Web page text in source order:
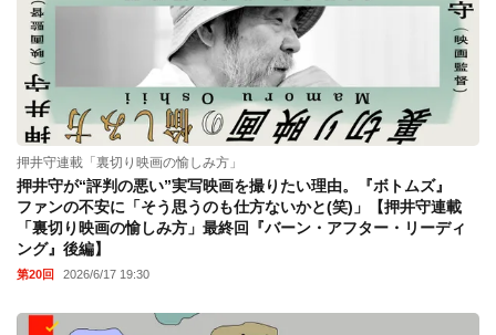
押井守連載「裏切り映画の愉しみ方」
押井守が“評判の悪い”実写映画を撮りたい理由。『ボトムズ』
ファンの不安に「そう思うのも仕方ないかと(笑)」【押井守連載
「裏切り映画の愉しみ方」最終回『バーン・アフター・リーディ
ング』後編】
第20回 2026/6/17 19:30